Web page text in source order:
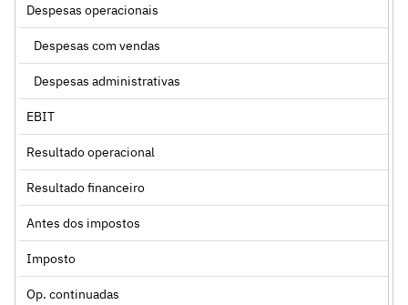
Despesas operacionais
Despesas com vendas
Despesas administrativas
EBIT
Resultado operacional
Resultado financeiro
Antes dos impostos
Imposto
Op. continuadas